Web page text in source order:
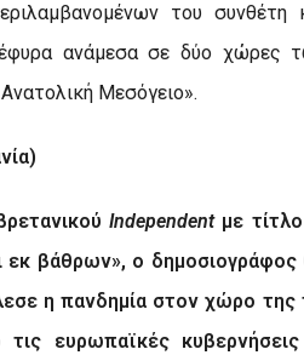
του συνθέτη
ανάμεσα σε δύο χώρες
Μεσόγειο».
Independentμε
εκ βάθρων», ο δημοσιογράφος
η πανδημία στον χώρο της
ευρωπαϊκές